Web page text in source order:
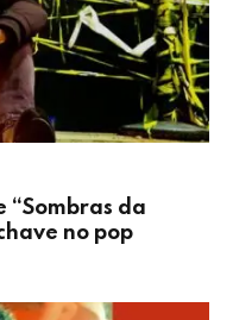
“Sombras da
no pop